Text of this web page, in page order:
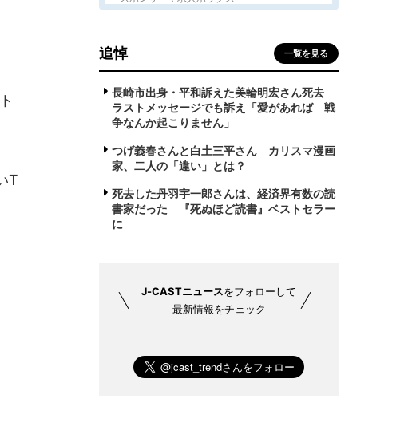
T
追悼 一覧を見る
長崎市出身・平和訴えた美輪明宏さん死去
ラストメッセージでも訴え「愛があれば 戦
争なんか起こりません」
つげ義春さんと白土三平さん カリスマ漫画
家、二人の「違い」とは？
死去した丹羽宇一郎さんは、経済界有数の読
書家だった 『死ぬほど読書』ベストセラー
に
J-CASTニュースをフォローして
最新情報をチェック